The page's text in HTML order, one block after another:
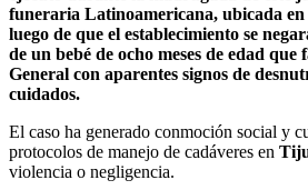
funeraria Latinoamericana, ubicada
luego de que el establecimiento se
de un bebé de ocho meses de edad que
General con aparentes signos de
cuidados.
El caso ha generado conmoción social y
protocolos de manejo de cadáveres en
violencia o negligencia.